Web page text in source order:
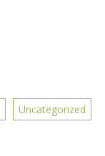
Uncategorized